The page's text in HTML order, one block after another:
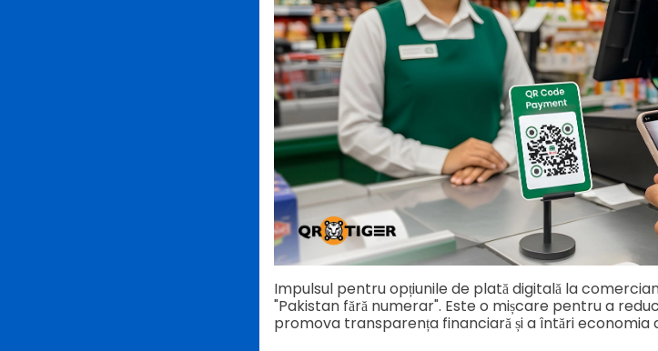
Impulsul pentru opțiunile de plată digitală la
"Pakistan fără numerar". Este o mișcare pentru a
promova transparența financiară și a întări economia